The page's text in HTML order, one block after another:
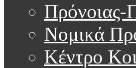
Πρόνοιας-
Νομικά
Κέντρο